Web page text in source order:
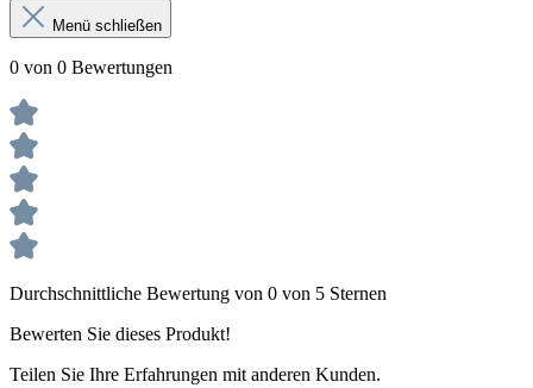
Menü schließen
0 von 0 Bewertungen
Durchschnittliche Bewertung von 0 von 5 Sternen
Bewerten Sie dieses Produkt!
Teilen Sie Ihre Erfahrungen mit anderen Kunden.